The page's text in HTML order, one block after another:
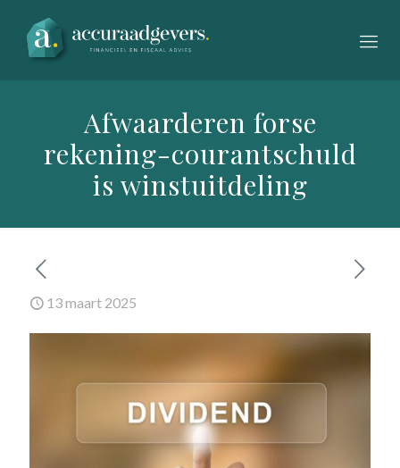
Afwaarderen forse
rekening-courantschuld
is winstuitdeling
13 maart 2025